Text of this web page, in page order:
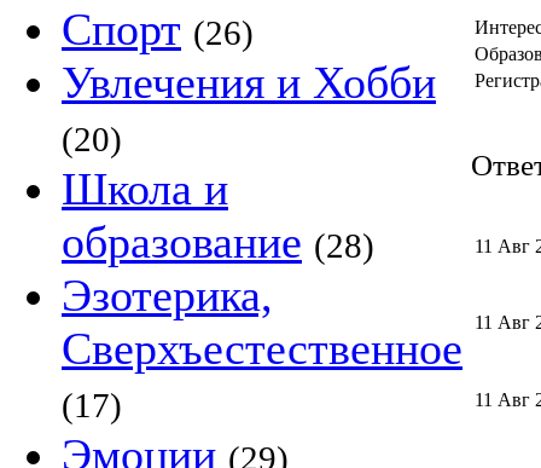
Спорт (26)
Увлечения и Хобби
(20)
Школа и
образование (28)
Эзотерика,
Сверхъестественное
(17)
Эмоции (29)
11 Авг
11 Авг
11 Авг